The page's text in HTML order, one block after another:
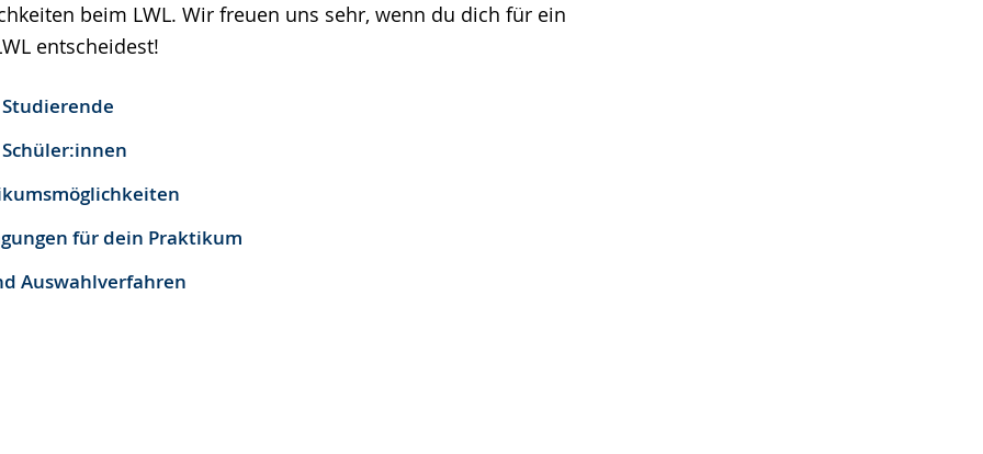
beim LWL. Wir freuen uns sehr, wenn du dich für ein
entscheidest!
für dein Praktikum
Auswahlverfahren